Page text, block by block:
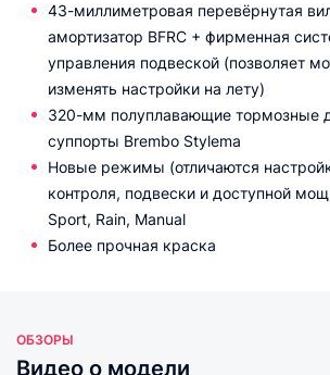
43-миллиметровая перевёрнутая
амортизатор BFRC + фирменная
управления подвеской (позволяет
изменять настройки на лету)
320-мм полуплавающие тормозные
суппорты Brembo Stylema
Новые режимы (отличаются
контроля, подвески и доступной
Sport, Rain, Manual
Более прочная краска
ОБЗОРЫ
Видео о модели